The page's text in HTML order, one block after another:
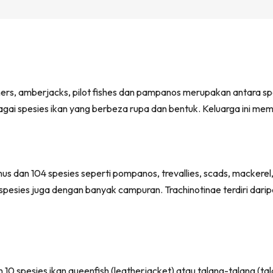
amberjacks, pilot fishes dan pampanos merupakan antara
spesies ikan yang berbeza rupa dan bentuk. Keluarga ini
dan 104 spesies seperti pompanos, trevallies, scads,
juga dengan banyak campuran. Trachinotinae terdiri
spesies ikan queenfish (leatherjacket) atau talang-talang